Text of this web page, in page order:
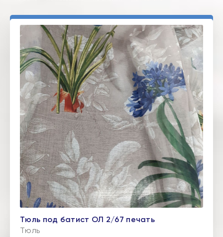
Тюль под батист ОЛ 2/67 печать
Тюль